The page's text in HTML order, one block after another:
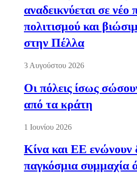
αναδεικνύεται σε νέο
πολιτισμού και
στην Πέλλα
3 Αυγούστου 2026
Οι πόλεις ίσως
από τα κράτη
1 Ιουνίου 2026
Κίνα και ΕΕ ενώνουν
παγκόσμια συμμαχία